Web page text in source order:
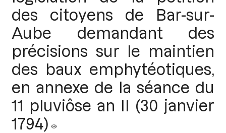
des citoyens de Bar-sur-
Aube demandant des
précisions sur le maintien
des baux emphytéotiques,
en annexe de la séance du
11 pluviôse an II (30 janvier
1794)